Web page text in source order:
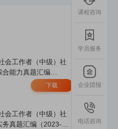
合能力真题汇编
年）.pdf
下载
务真题汇编（2023-
课程咨询
学员服务
企业团报
电话咨询